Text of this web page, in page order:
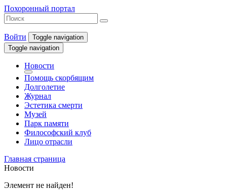
Похоронный портал
Войти
Toggle navigation
Toggle navigation
Новости
Помощь скорбящим
Долголетие
Журнал
Эстетика смерти
Музей
Парк памяти
Философский клуб
Лицо отрасли
Главная страница
Новости
Элемент не найден!